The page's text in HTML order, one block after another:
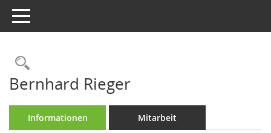
Toggle navigation
Rechercheauswahl
Bernhard Rieger
Informationen Mitarbeit